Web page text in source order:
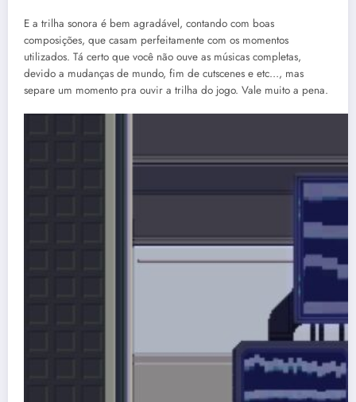
E a trilha sonora é bem agradável, contando com boas
composições, que casam perfeitamente com os momentos
utilizados. Tá certo que você não ouve as músicas completas,
devido a mudanças de mundo, fim de cutscenes e etc…, mas
separe um momento pra ouvir a trilha do jogo. Vale muito a pena.